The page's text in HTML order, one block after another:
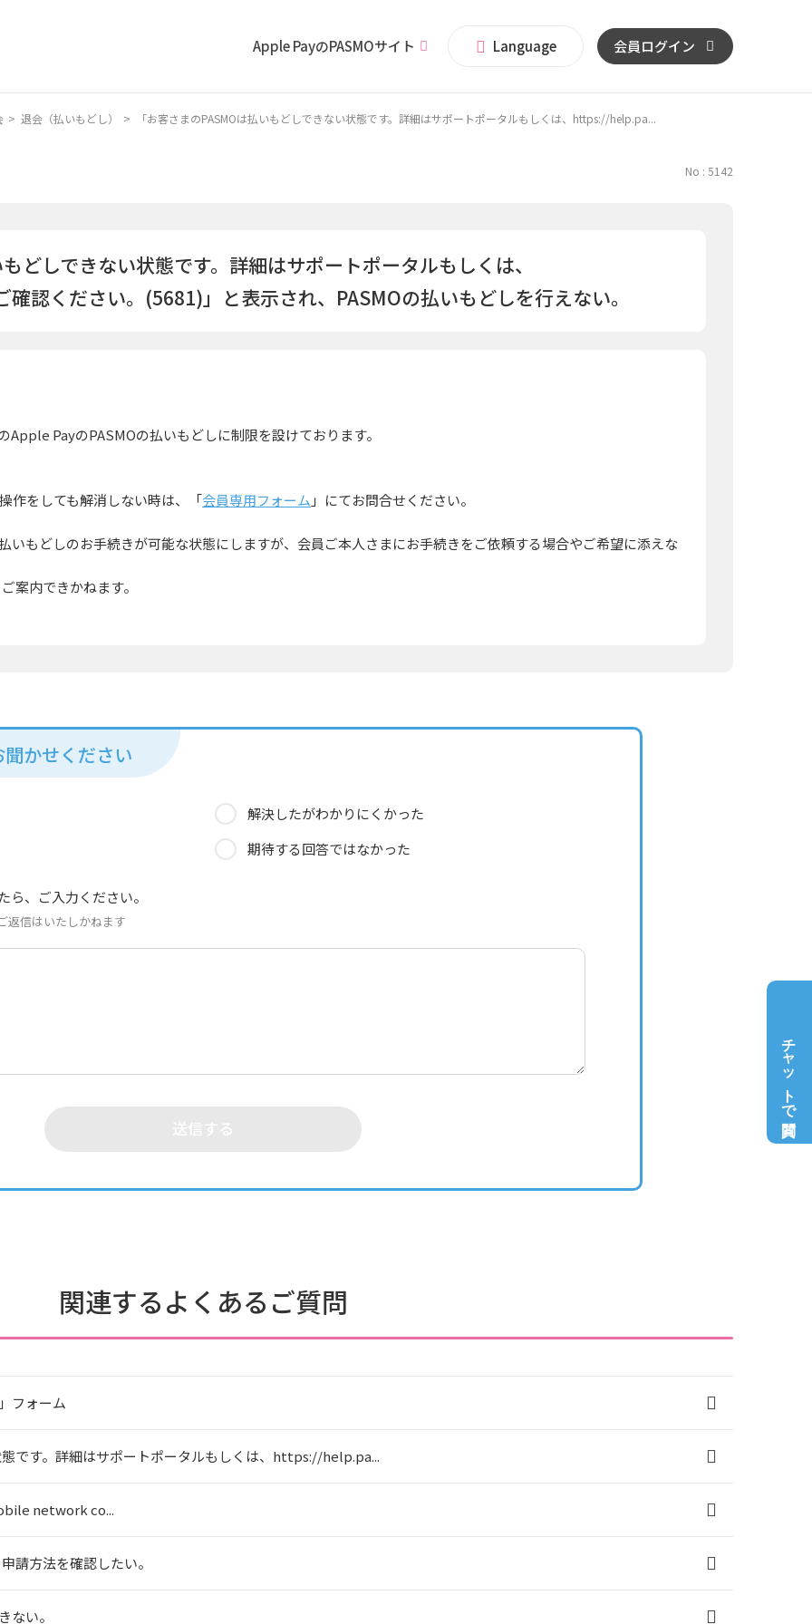
Apple PayのPASMOサイト Language 会員ログイン
チャットで質問
> 退会（払いもどし） > 「お客さまのPASMOは払いもどしできない状態です。詳細はサポートポータルもしくは、https://help.pa...
No : 5142
どしできない状態です。詳細はサポートポータルもしくは、
ください。(5681)」と表示され、PASMOの払いもどしを行えない。
PayのPASMOの払いもどしに制限を設けております。
作をしても解消しない時は、「会員専用フォーム 」にてお問合せください。
いもどしのお手続きが可能な状態にしますが、会員ご本人さまにお手続きをご依頼する場合やご希望に添えな
案内できかねます。
かせください
解決したがわかりにくかった
期待する回答ではなかった
、ご入力ください。
返信はいたしかねます
関連するよくあるご質問
フォーム
です。詳細はサポートポータルもしくは、https://help.pa...
network co...
請方法を確認したい。
ない。